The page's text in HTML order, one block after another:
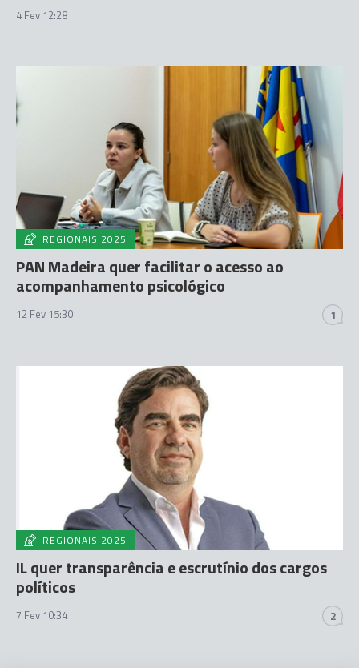
4 Fev 12:28
REGIONAIS 2025
PAN Madeira quer facilitar o acesso ao
acompanhamento psicológico
12 Fev 15:30 1
REGIONAIS 2025
IL quer transparência e escrutínio dos cargos
políticos
7 Fev 10:34 2